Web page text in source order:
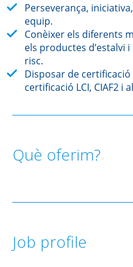
Perseverança,
equip.
Conèixer els diferents
els productes d’estalvi
risc.
Disposar de
certificació LCI, CIAF2 i
Què oferim?
Job profile